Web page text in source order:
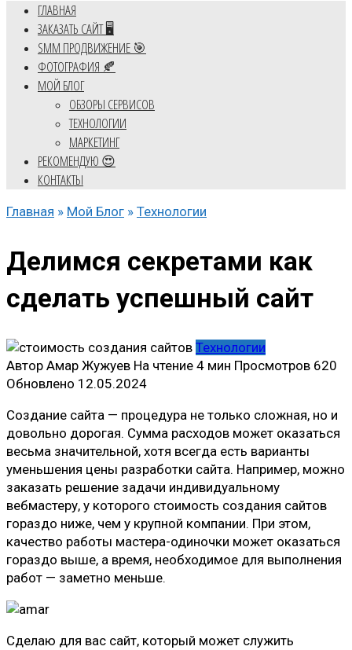
ГЛАВНАЯ
ЗАКАЗАТЬ САЙТ 🖥️
SMM ПРОДВИЖЕНИЕ 🎯
ФОТОГРАФИЯ 🍂
МОЙ БЛОГ
ОБЗОРЫ СЕРВИСОВ
ТЕХНОЛОГИИ
МАРКЕТИНГ
РЕКОМЕНДУЮ 😍
КОНТАКТЫ
Главная » Мой Блог » Технологии
Делимся секретами как
сделать успешный сайт
Технологии
Автор Амар Жужуев На чтение 4 мин Просмотров 620
Обновлено 12.05.2024
Создание сайта — процедура не только сложная, но и
довольно дорогая. Сумма расходов может оказаться
весьма значительной, хотя всегда есть варианты
уменьшения цены разработки сайта. Например, можно
заказать решение задачи индивидуальному
вебмастеру, у которого стоимость создания сайтов
гораздо ниже, чем у крупной компании. При этом,
качество работы мастера-одиночки может оказаться
гораздо выше, а время, необходимое для выполнения
работ — заметно меньше.
Сделаю для вас сайт, который может служить